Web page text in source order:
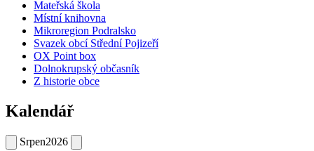
Mateřská škola
Místní knihovna
Mikroregion Podralsko
Svazek obcí Střední Pojizeří
OX Point box
Dolnokrupský občasník
Z historie obce
Kalendář
Srpen2026